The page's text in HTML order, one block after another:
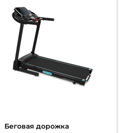
Беговая дорожка